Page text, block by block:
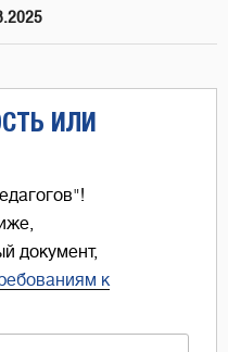
ИЛИ
документ,
к